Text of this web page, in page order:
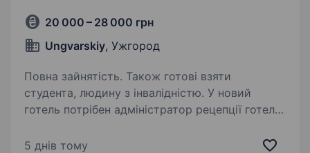
20 000 – 28 000 грн
Ungvarskiy, Ужгород
Повна зайнятість. Також готові взяти
студента, людину з інвалідністю. У новий
готель потрібен адміністратор рецепції готелю
та розміщення гостей. Ведення документації
5 днів тому